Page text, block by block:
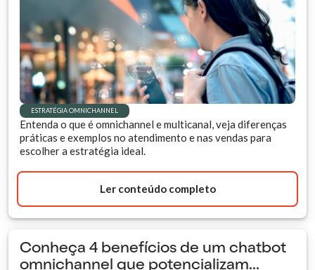
ESTRATÉGIA OMNICHANNEL
Entenda o que é omnichannel e multicanal, veja diferenças
práticas e exemplos no atendimento e nas vendas para
escolher a estratégia ideal.
Ler conteúdo completo
Conheça 4 benefícios de um chatbot
omnichannel que potencializam...